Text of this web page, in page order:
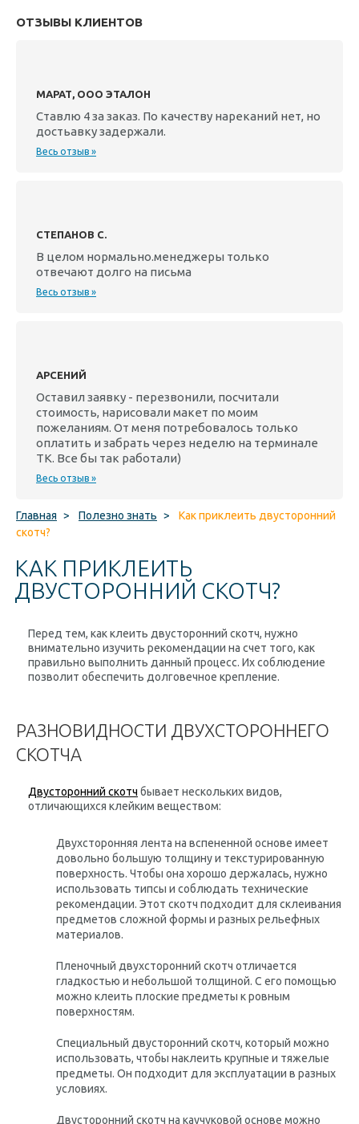
ОТЗЫВЫ КЛИЕНТОВ
МАРАТ, ООО ЭТАЛОН
Ставлю 4 за заказ. По качеству нареканий нет, но
достьавку задержали.
Весь отзыв »
СТЕПАНОВ С.
В целом нормально.менеджеры только
отвечают долго на письма
Весь отзыв »
АРСЕНИЙ
Оставил заявку - перезвонили, посчитали
стоимость, нарисовали макет по моим
пожеланиям. От меня потребовалось только
оплатить и забрать через неделю на терминале
ТК. Все бы так работали)
Весь отзыв »
Главная > Полезно знать >
Как приклеить двусторонний
скотч?
КАК ПРИКЛЕИТЬ
ДВУСТОРОННИЙ СКОТЧ?
Перед тем, как клеить двусторонний скотч, нужно
внимательно изучить рекомендации на счет того, как
правильно выполнить данный процесс. Их соблюдение
позволит обеспечить долговечное крепление.
РАЗНОВИДНОСТИ ДВУХСТОРОННЕГО
СКОТЧА
Двусторонний скотч бывает нескольких видов,
отличающихся клейким веществом:
Двухсторонняя лента на вспененной основе имеет
довольно большую толщину и текстурированную
поверхность. Чтобы она хорошо держалась, нужно
использовать типсы и соблюдать технические
рекомендации. Этот скотч подходит для склеивания
предметов сложной формы и разных рельефных
материалов.
Пленочный двухсторонний скотч отличается
гладкостью и небольшой толщиной. С его помощью
можно клеить плоские предметы к ровным
поверхностям.
Специальный двусторонний скотч, который можно
использовать, чтобы наклеить крупные и тяжелые
предметы. Он подходит для эксплуатации в разных
условиях.
Двусторонний скотч на каучуковой основе можно